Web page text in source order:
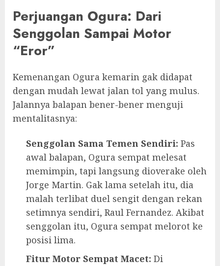
Perjuangan Ogura: Dari
Senggolan Sampai Motor
“Eror”
Kemenangan Ogura kemarin gak didapat
dengan mudah lewat jalan tol yang mulus.
Jalannya balapan bener-bener menguji
mentalitasnya:
Senggolan Sama Temen Sendiri: Pas
awal balapan, Ogura sempat melesat
memimpin, tapi langsung dioverake oleh
Jorge Martin. Gak lama setelah itu, dia
malah terlibat duel sengit dengan rekan
setimnya sendiri, Raul Fernandez. Akibat
senggolan itu, Ogura sempat melorot ke
posisi lima.
Fitur Motor Sempat Macet: Di